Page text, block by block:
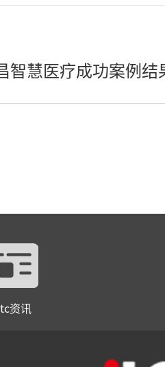
智慧医疗成功案例结
资讯